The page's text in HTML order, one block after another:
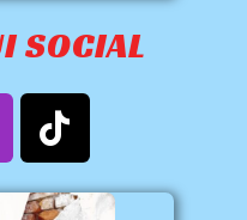
SOCIAL